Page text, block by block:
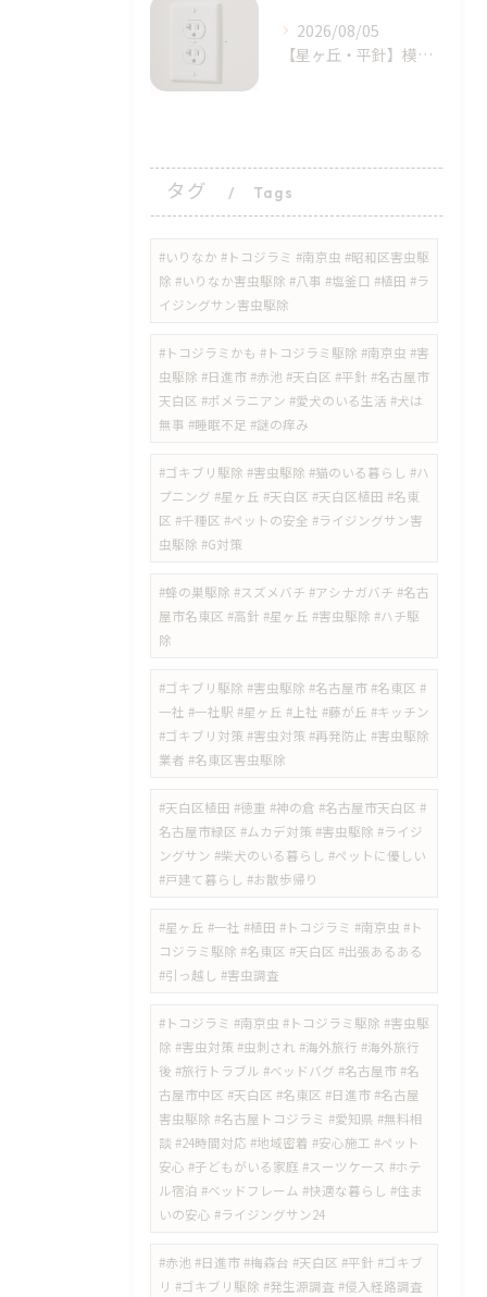
2026/08/05
【星ヶ丘・平針】模様替えで気付いた…コンセントの「消えない黒い点」｜トコジラミのサインかもしれません
タグ Tags
#いりなか #トコジラミ #南京虫 #昭和区害虫駆
除 #いりなか害虫駆除 #八事 #塩釜口 #植田 #ラ
イジングサン害虫駆除
​#トコジラミかも #トコジラミ駆除 #南京虫 #害
虫駆除 #日進市 #赤池 #天白区 #平針 #名古屋市
天白区 #ポメラニアン #愛犬のいる生活 #犬は
無事 #睡眠不足 #謎の痒み
​#ゴキブリ駆除 #害虫駆除 #猫のいる暮らし #ハ
プニング #星ヶ丘 #天白区 #天白区植田 #名東
区 #千種区 #ペットの安全 #ライジングサン害
虫駆除 #G対策
#蜂の巣駆除 #スズメバチ #アシナガバチ #名古
屋市名東区 #高針 #星ヶ丘 #害虫駆除 #ハチ駆
除
#ゴキブリ駆除 #害虫駆除 #名古屋市 #名東区 #
一社 #一社駅 #星ヶ丘 #上社 #藤が丘 #キッチン
#ゴキブリ対策 #害虫対策 #再発防止 #害虫駆除
業者 #名東区害虫駆除
#天白区植田 #徳重 #神の倉 #名古屋市天白区 #
名古屋市緑区 #ムカデ対策 #害虫駆除 #ライジ
ングサン #柴犬のいる暮らし #ペットに優しい
#戸建て暮らし #お散歩帰り
#星ヶ丘 #一社 #植田 #トコジラミ #南京虫 #ト
コジラミ駆除 #名東区 #天白区 #出張あるある
#引っ越し #害虫調査
#トコジラミ #南京虫 #トコジラミ駆除 #害虫駆
除 #害虫対策 #虫刺され #海外旅行 #海外旅行
後 #旅行トラブル #ベッドバグ #名古屋市 #名
古屋市中区 #天白区 #名東区 #日進市 #名古屋
害虫駆除 #名古屋トコジラミ #愛知県 #無料相
談 #24時間対応 #地域密着 #安心施工 #ペット
安心 #子どもがいる家庭 #スーツケース #ホテ
ル宿泊 #ベッドフレーム #快適な暮らし #住ま
いの安心 #ライジングサン24
#赤池 #日進市 #梅森台 #天白区 #平針 #ゴキブ
リ #ゴキブリ駆除 #発生源調査 #侵入経路調査